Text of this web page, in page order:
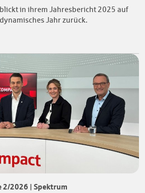
in ihrem Jahresbericht 2025 auf
Jahr zurück.
2/2026 | Spektrum